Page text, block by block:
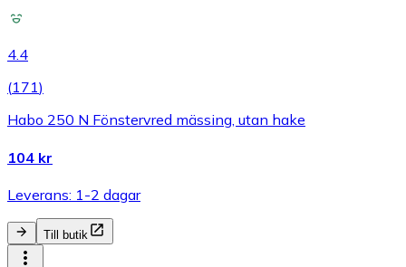
4.4
(171)
Habo 250 N Fönstervred mässing, utan hake
104 kr
Leverans: 1-2 dagar
Till butik